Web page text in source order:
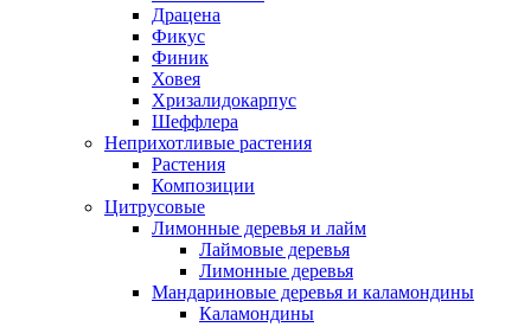
Драцена
Фикус
Финик
Ховея
Хризалидокарпус
Шеффлера
Неприхотливые растения
Растения
Композиции
Цитрусовые
Лимонные деревья и лайм
Лаймовые деревья
Лимонные деревья
Мандариновые деревья и каламондины
Каламондины